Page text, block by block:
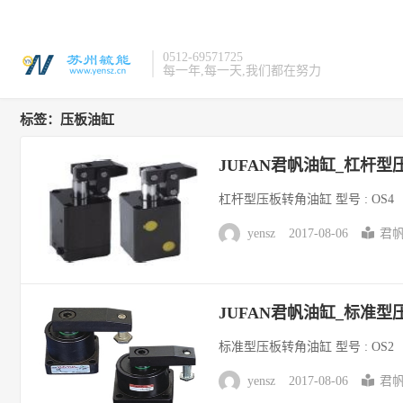
0512-69571725
每一年,每一天,我们都在努力
标签：压板油缸
JUFAN君帆油缸_杠杆型
杠杆型压板转角油缸 型号 : OS4
yensz 2017-08-06 君
JUFAN君帆油缸_标准型
标准型压板转角油缸 型号 : OS2
yensz 2017-08-06 君